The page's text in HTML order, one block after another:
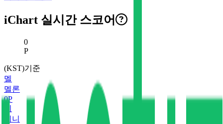
iChart 실시간 스코어
현재 스코어
0
P
(KST)기준
멜
멜론
0P
지니